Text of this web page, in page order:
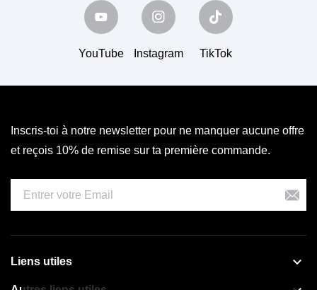
YouTube Instagram TikTok
Inscris-toi à notre newsletter pour ne manquer aucune offre
et reçois 10% de remise sur ta première commande.
Liens utiles 